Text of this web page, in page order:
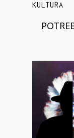
KULTURA